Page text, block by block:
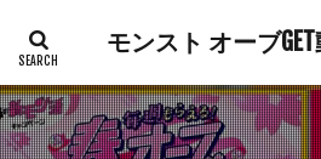
モンスト オーブ